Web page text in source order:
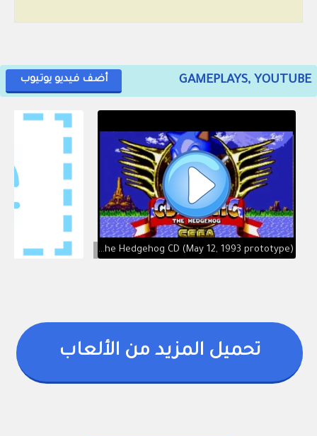
GAMEPLAYS, YOUTUBE أضف فيديو يوتيوب
Sonic the Hedgehog CD (May 12, 1993 prototype)
تحميل المزيد من الألعاب